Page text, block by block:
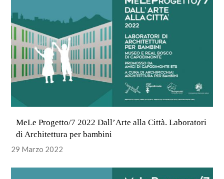
MeLe Progetto/7 2022 Dall’Arte alla Città. Laboratori
di Architettura per bambini
29 Marzo 2022